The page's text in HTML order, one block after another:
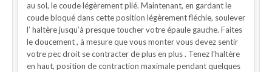
au sol, le coude légèrement plié. Maintenant, en gardant le
coude bloqué dans cette position légèrement fléchie, soulever
l’ haltère jusqu’à presque toucher votre épaule gauche. Faites
le doucement , à mesure que vous monter vous devez sentir
votre pec droit se contracter de plus en plus . Tenez l’haltère
en haut, position de contraction maximale pendant quelques